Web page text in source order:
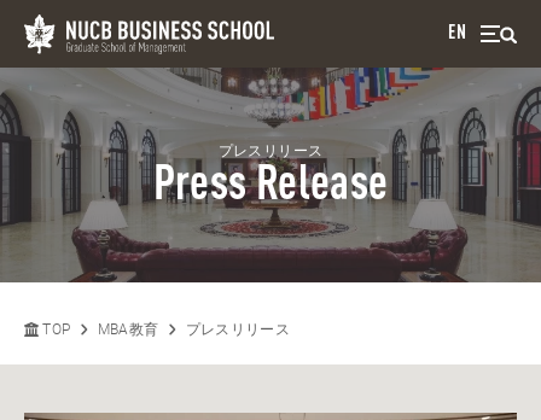
EN
プレスリリース
Press Release
TOP MBA教育 プレスリリース